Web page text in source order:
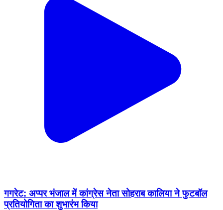
गगरेट: अप्पर भंजाल में कांग्रेस नेता सोहराब कालिया ने फुटबॉल
प्रतियोगिता का शुभारंभ किया